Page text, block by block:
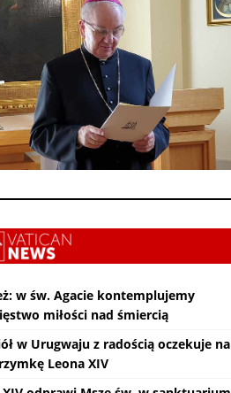
w św. Agacie kontemplujemy
miłości nad śmiercią
w Urugwaju z radością oczekuje na
Leona XIV